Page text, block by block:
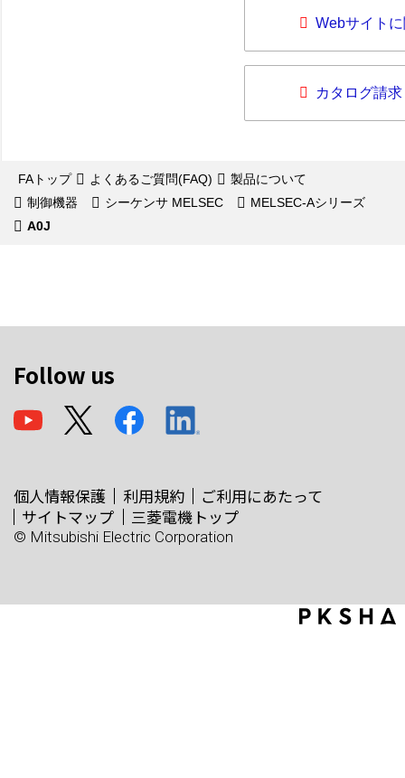
Webサイト
カタログ請求
FAトップ よくあるご質問(FAQ)
製品について
制御機器
シーケンサ MELSEC
MELSEC-Aシリーズ
A0J
Follow us
個人情報保護 利用規約
ご利用にあたって
サイトマップ
三菱電機トップ
© Mitsubishi Electric Corporation